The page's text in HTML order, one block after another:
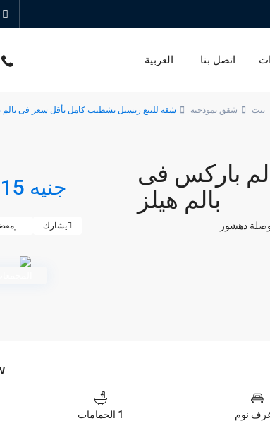
اتصل بنا العربية
بيت شقق نموذجية شقة للبيع ريسيل تشطيب كامل بأقل سعر فى بالم
باركس فى
بالم هيلز
جنيه 9,444,915
دهشور يشارك
1 الحمامات